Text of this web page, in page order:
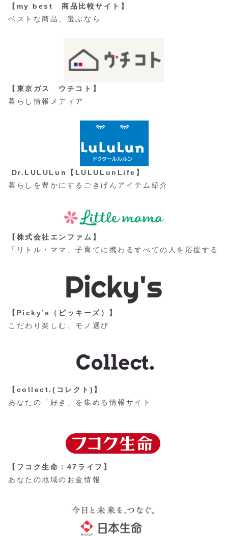
【my best 商品比較サイト】
ベストな商品、選ぶなら
【東京ガス ウチコト】
暮らし情報メディア
Dr.LULULun【LULULunLife】
暮らしを豊かにするごきげんアイテム紹介
【株式会社エンファム】
「リトル・ママ」子育てに携わるすべての人を応援する
【Picky’s（ピッキーズ）】
こだわり楽しむ、モノ選び
【collect.(コレクト)】
あなたの「好き」を集める情報サイト
【フコク生命：47ライフ】
あなたの地域のお金情報